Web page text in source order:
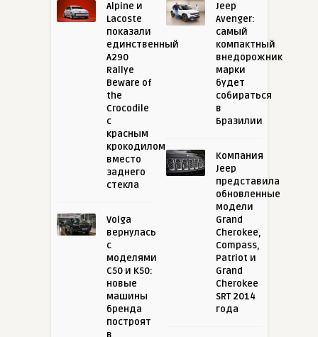
Alpine и
Lacoste
показали
единственный
A290
Rallye
Beware of
the
Crocodile
с
красным
крокодилом
вместо
заднего
стекла
Volga
вернулась
с
моделями
C50 и K50:
новые
машины
бренда
построят
Jeep
Avenger:
самый
компактный
внедорожник
марки
будет
собираться
в
Бразилии
Компания
Jeep
представила
обновленные
модели
Grand
Cherokee,
Compass,
Patriot и
Grand
Cherokee
SRT 2014
года